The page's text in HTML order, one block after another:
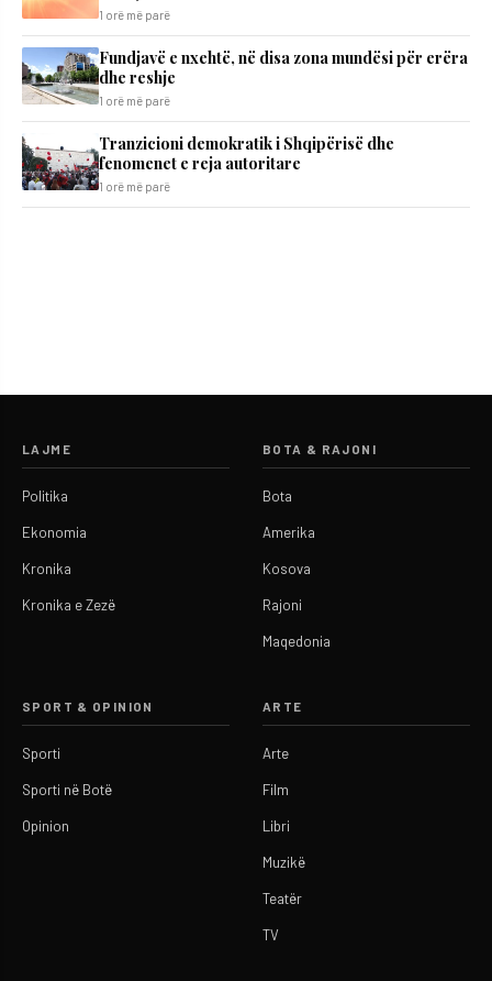
1 orë më parë
Fundjavë e nxehtë, në disa zona mundësi për erëra
dhe reshje
1 orë më parë
Tranzicioni demokratik i Shqipërisë dhe
fenomenet e reja autoritare
1 orë më parë
LAJME
Politika
Ekonomia
Kronika
Kronika e Zezë
BOTA & RAJONI
Bota
Amerika
Kosova
Rajoni
Maqedonia
SPORT & OPINION
Sporti
Sporti në Botë
Opinion
ARTE
Arte
Film
Libri
Muzikë
Teatër
TV